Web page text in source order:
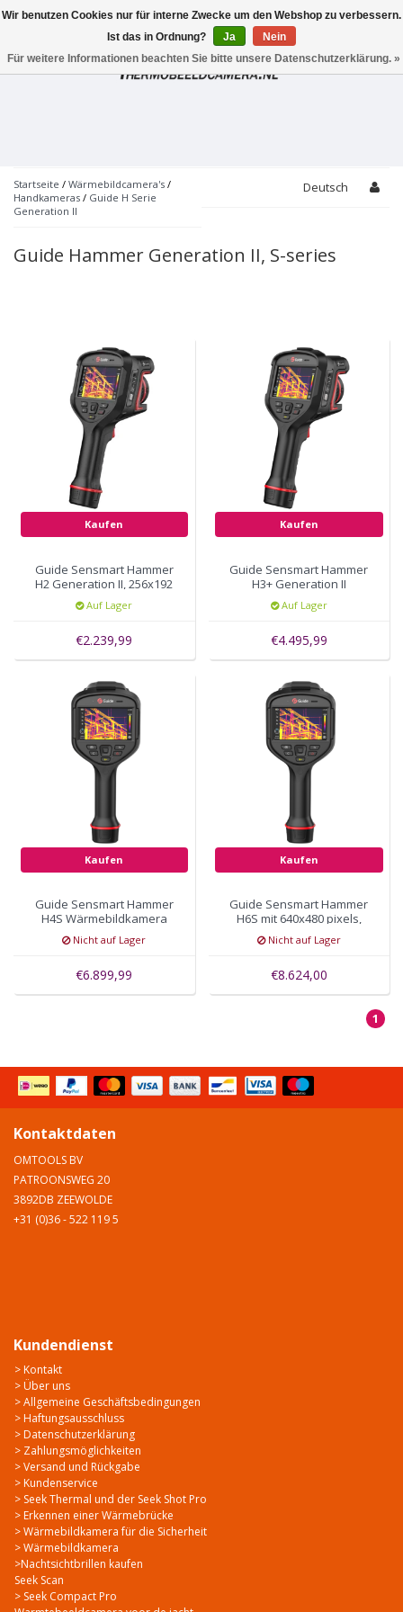
Toggle
Startseite / Wärmebildcamera's /
Handkameras / Guide H Serie
Generation II
Deutsch
Guide Hammer Generation II, S-series
Kaufen
Guide Sensmart Hammer
H2 Generation II, 256x192
thermal pixels, autofocus
Auf Lager
€2.239,99
Kaufen
Guide Sensmart Hammer
H3+ Generation II
Wärmebildkamera
384x288 pixels
Auf Lager
€4.495,99
Kaufen
Guide Sensmart Hammer
H4S Wärmebildkamera
480 x 360, 15mK
Nicht auf Lager
€6.899,99
Kaufen
Guide Sensmart Hammer
H6S mit 640x480 pixels,
FOV 25°×19°
Nicht auf Lager
€8.624,00
1
Kontaktdaten
OMTOOLS BV
PATROONSWEG 20
3892DB ZEEWOLDE
+31 (0)36 - 522 119 5
Kundendienst
> Kontakt
> Über uns
> Allgemeine Geschäftsbedingungen
> Haftungsausschluss
> Datenschutzerklärung
> Zahlungsmöglichkeiten
> Versand und Rückgabe
> Kundenservice
> Seek Thermal und der Seek Shot Pro
> Erkennen einer Wärmebrücke
> Wärmebildkamera für die Sicherheit
> Wärmebildkamera
>Nachtsichtbrillen kaufen
Seek Scan
> Seek Compact Pro
Wir benutzen Cookies nur für interne Zwecke um den Webshop zu verbessern.
Ist das in Ordnung?
Ja
Nein
Für weitere Informationen beachten Sie bitte unsere Datenschutzerklärung. »